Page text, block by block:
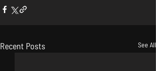
Recent Posts See All